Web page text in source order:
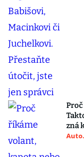
zná